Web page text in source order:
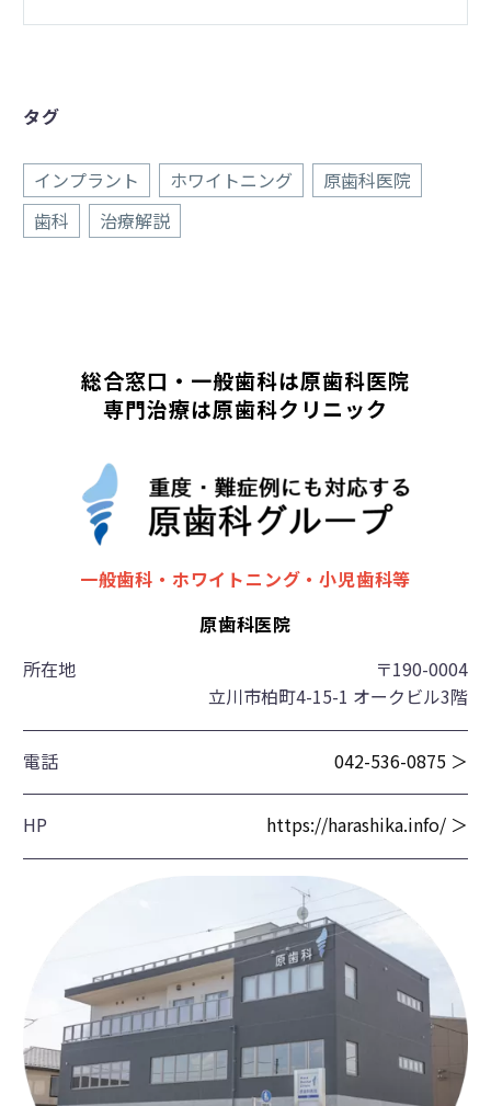
タグ
インプラント ホワイトニング
原歯科医院
歯科
治療解説
総合窓口・一般歯科は原歯科医院
専門治療は原歯科クリニック
一般歯科・ホワイトニング・小児歯科等
原歯科医院
所在地
〒190-0004
立川市柏町4-15-1 オークビル3階
電話 042-536-0875 ＞
HP https://harashika.info/ ＞